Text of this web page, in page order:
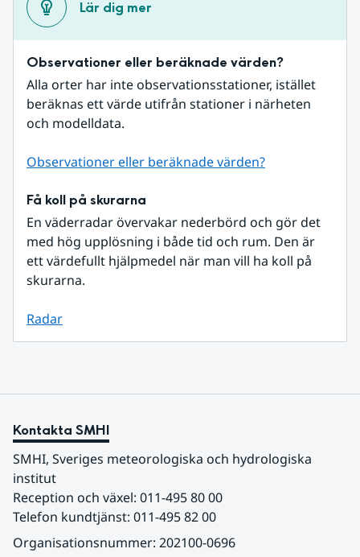
Lär dig mer
Observationer eller beräknade värden?
Alla orter har inte observationsstationer, istället
beräknas ett värde utifrån stationer i närheten
och modelldata.
Observationer eller beräknade värden?
Få koll på skurarna
En väderradar övervakar nederbörd och gör det
med hög upplösning i både tid och rum. Den är
ett värdefullt hjälpmedel när man vill ha koll på
skurarna.
Radar
Kontakta SMHI
SMHI, Sveriges meteorologiska och hydrologiska
institut
Reception och växel: 011-495 80 00
Telefon kundtjänst: 011-495 82 00
Organisationsnummer: 202100-0696